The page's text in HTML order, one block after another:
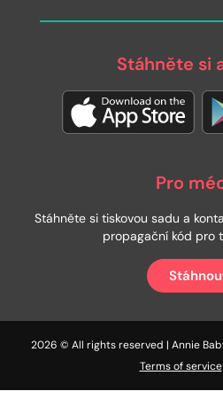
Stáhněte si
Pro
Stáhněte si tiskovou sadu a
propagační kód pro
2026 © All rights reserved | Annie
Terms of service